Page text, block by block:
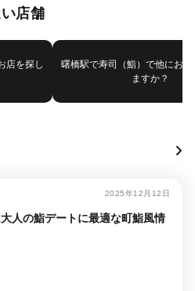
店舗
店を探し
曙橋駅で寿司（鮨）で他にお
ますか？
2025年12月12日
人の鮨デートに最適な町鮨風情